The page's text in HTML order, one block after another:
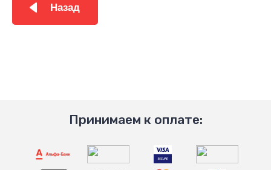
Назад
Принимаем к оплате: